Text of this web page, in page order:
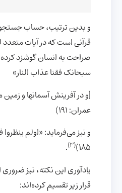
و بدین ترتیب، حساب
قرآنی است که در آیات متعدد
صراحت به انسان گوشزد
سبحانک فقنا عذاب النار»
[و در آفرینش آسمانها و زمین
عمران: 191)
و نیز می‌فرماید: «اولم
185)
(3)
.
یادآوری این نکته، نیز
قرار زیر تقسیم کرده‌اند: